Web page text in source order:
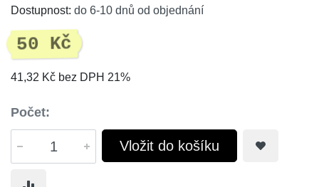
Dostupnost: do 6-10 dnů od objednání
50 Kč
41,32 Kč bez DPH 21%
Počet:
Vložit do košíku